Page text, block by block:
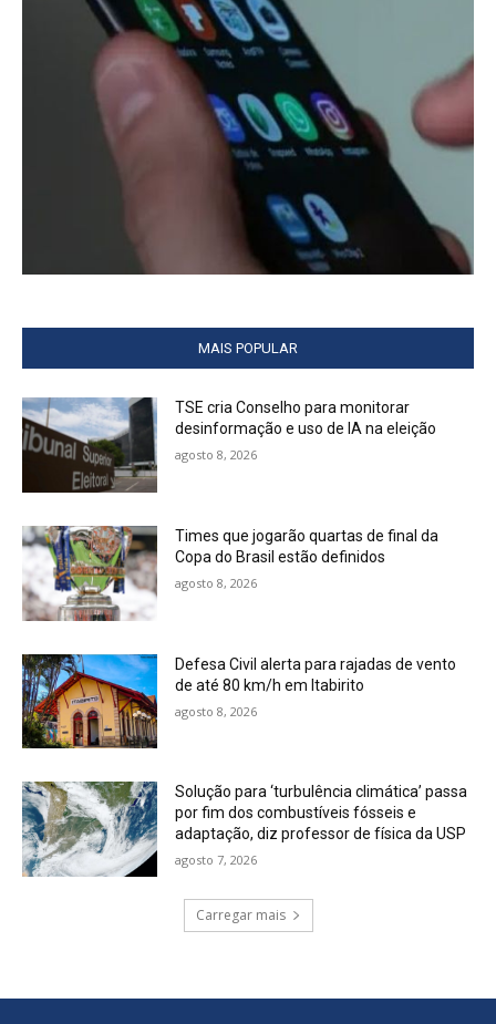
MAIS POPULAR
TSE cria Conselho para monitorar
desinformação e uso de IA na eleição
agosto 8, 2026
Times que jogarão quartas de final da
Copa do Brasil estão definidos
agosto 8, 2026
Defesa Civil alerta para rajadas de vento
de até 80 km/h em Itabirito
agosto 8, 2026
Solução para ‘turbulência climática’ passa
por fim dos combustíveis fósseis e
adaptação, diz professor de física da USP
agosto 7, 2026
Carregar mais